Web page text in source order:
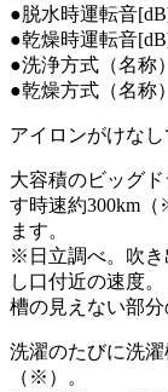
●脱水時運転音
●乾燥時運転音
●洗浄方式（名称
●乾燥方式（名称
アイロンがけな
大容積のビッグ
す時速約300km
ます。
※日立調べ。吹き
し口付近の速度。
槽の見えない部分
洗濯のたびに洗
（※）。